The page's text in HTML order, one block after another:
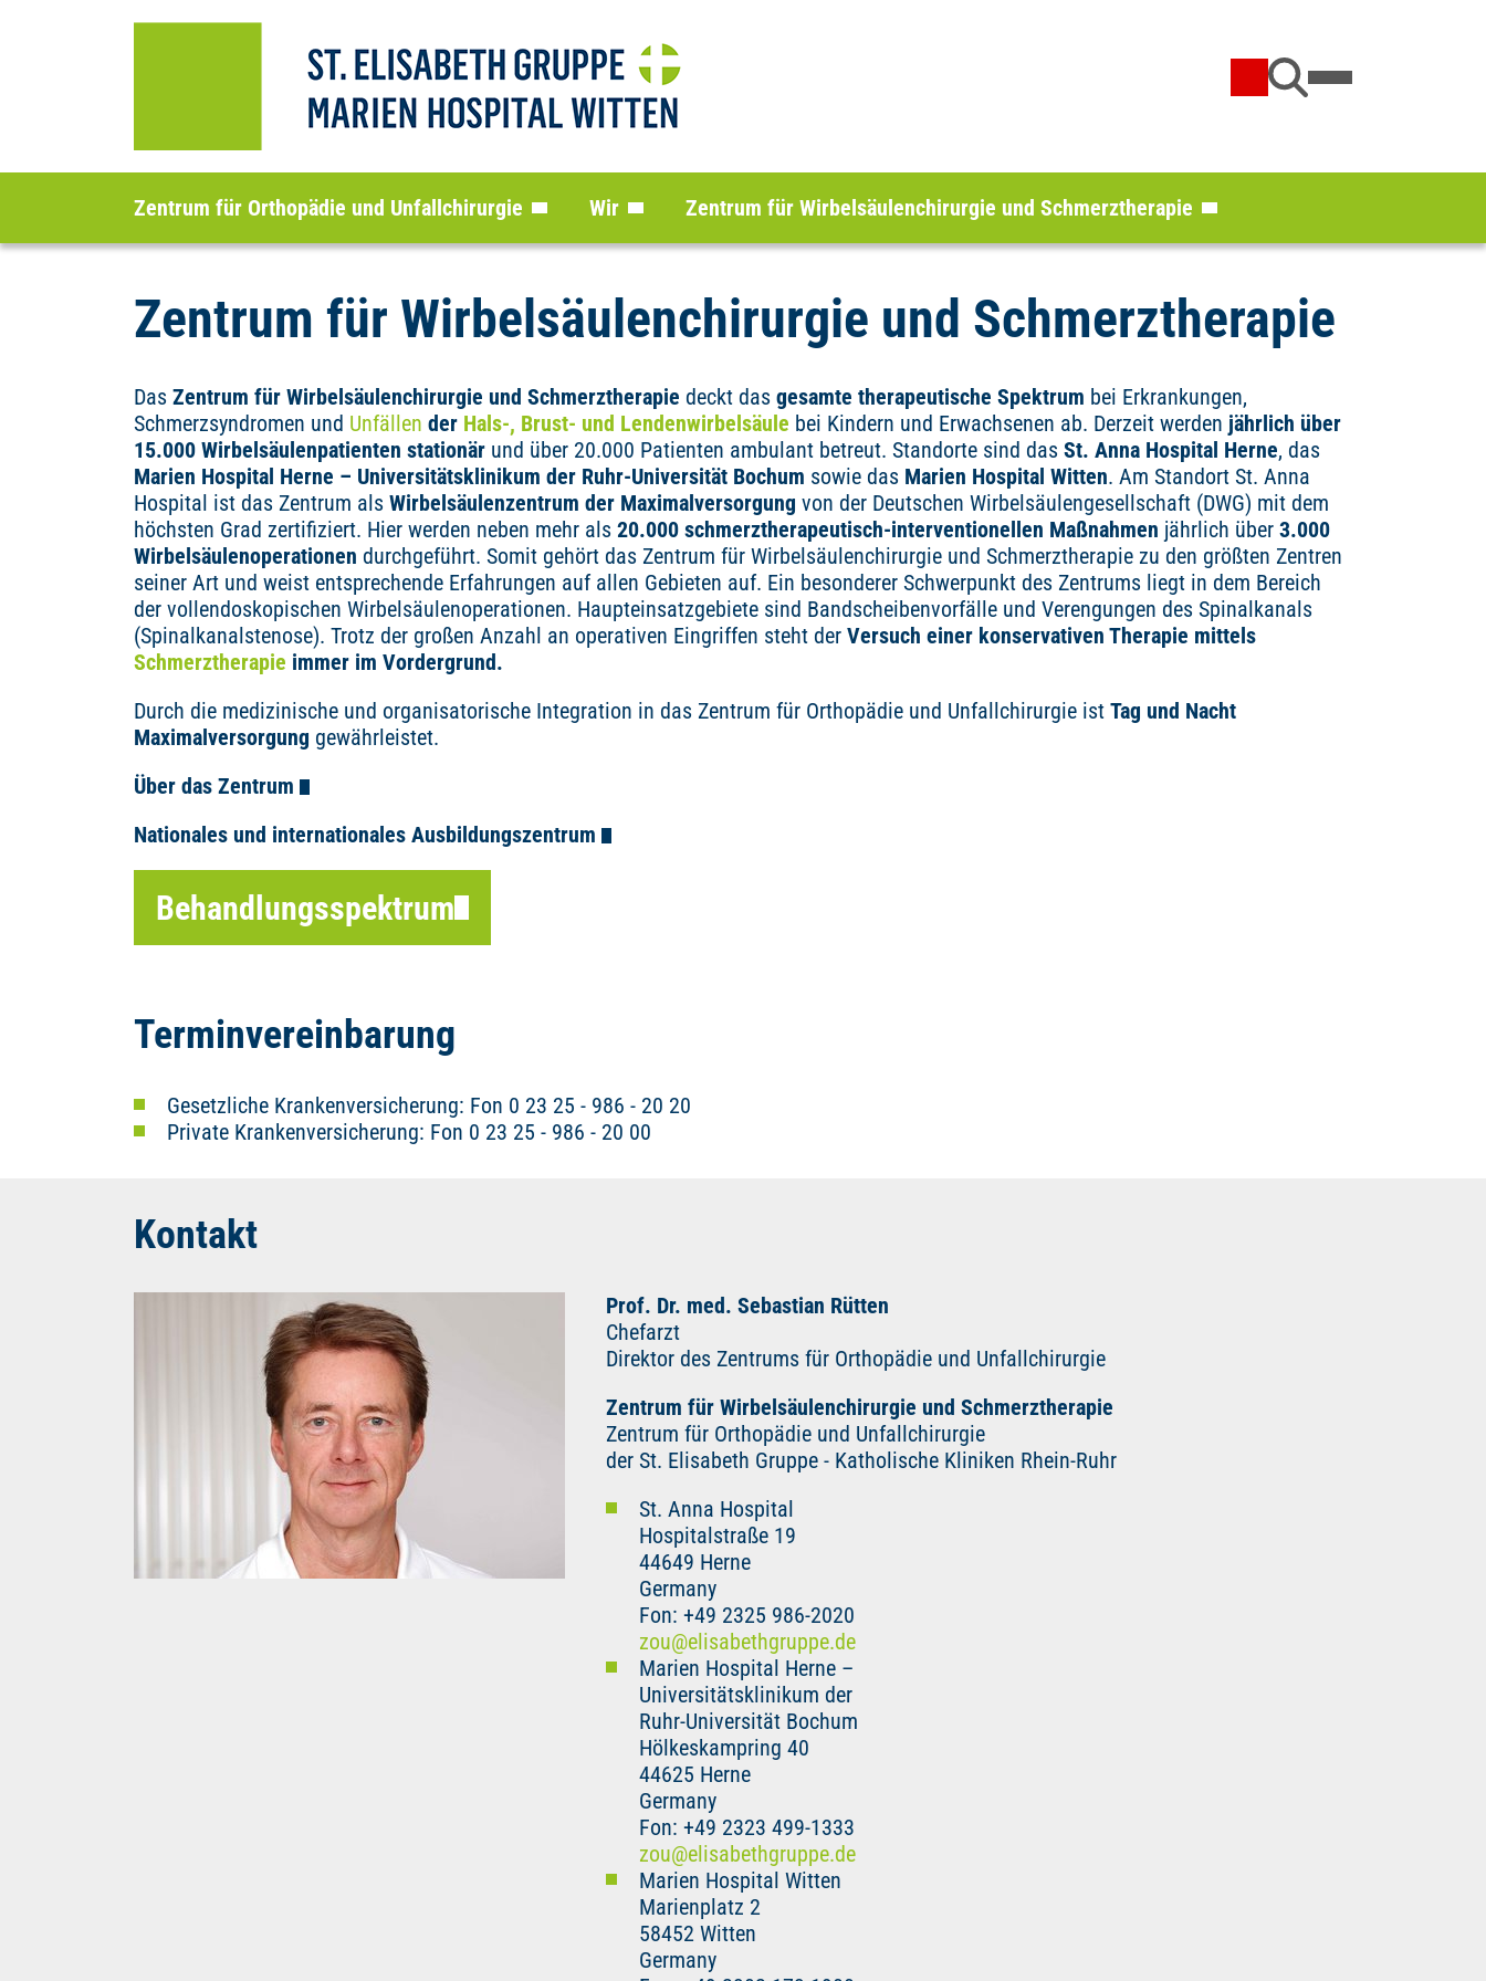
Zentrum für Orthopädie und Unfallchirurgie Wir Zentrum für Wirbelsäulenchirurgie und Schmerztherapie
Zentrum für Wirbelsäulenchirurgie und Schmerztherapie
Das Zentrum für Wirbelsäulenchirurgie und Schmerztherapie deckt das gesamte therapeutische Spektrum bei Erkrankungen,
Schmerzsyndromen und Unfällen der Hals-, Brust- und Lendenwirbelsäule bei Kindern und Erwachsenen ab. Derzeit werden jährlich über
15.000 Wirbelsäulenpatienten stationärund über 20.000 Patienten ambulant betreut. Standorte sind das St. Anna Hospital Herne, das
Marien Hospital Herne – Universitätsklinikum der Ruhr-Universität Bochum sowie das Marien Hospital Witten. Am Standort St. Anna
Hospital ist das Zentrum als Wirbelsäulenzentrum der Maximalversorgung von der Deutschen Wirbelsäulengesellschaft (DWG) mit dem
höchsten Grad zertifiziert. Hier werden neben mehr als 20.000 schmerztherapeutisch-interventionellen Maßnahmen jährlich über 3.000
Wirbelsäulenoperationen durchgeführt. Somit gehört das Zentrum für Wirbelsäulenchirurgie und Schmerztherapie zu den größten Zentren
seiner Art und weist entsprechende Erfahrungen auf allen Gebieten auf. Ein besonderer Schwerpunkt des Zentrums liegt in dem Bereich
der vollendoskopischen Wirbelsäulenoperationen. Haupteinsatzgebiete sind Bandscheibenvorfälle und Verengungen des Spinalkanals
(Spinalkanalstenose). Trotz der großen Anzahl an operativen Eingriffen steht der Versuch einer konservativen Therapie mittels
Schmerztherapie immer im Vordergrund.
Durch die medizinische und organisatorische Integration in das Zentrum für Orthopädie und Unfallchirurgie ist Tag und Nacht
Maximalversorgung gewährleistet.
Über das Zentrum
Nationales und internationales Ausbildungszentrum
Behandlungsspektrum
Terminvereinbarung
Gesetzliche Krankenversicherung: Fon 0 23 25 - 986 - 20 20
Private Krankenversicherung: Fon 0 23 25 - 986 - 20 00
Kontakt
Prof. Dr. med. Sebastian Rütten
Chefarzt
Direktor des Zentrums für Orthopädie und Unfallchirurgie
Zentrum für Wirbelsäulenchirurgie und Schmerztherapie
Zentrum für Orthopädie und Unfallchirurgie
der St. Elisabeth Gruppe - Katholische Kliniken Rhein-Ruhr
St. Anna Hospital
Hospitalstraße 19
44649 Herne
Germany
Fon: +49 2325 986-2020
zou@elisabethgruppe.de
Marien Hospital Herne –
Universitätsklinikum der
Ruhr-Universität Bochum
Hölkeskampring 40
44625 Herne
Germany
Fon: +49 2323 499-1333
zou@elisabethgruppe.de
Marien Hospital Witten
Marienplatz 2
58452 Witten
Germany